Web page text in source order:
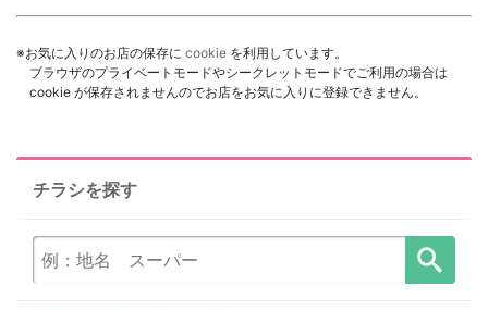
※お気に入りのお店の保存に cookie を利用しています。
ブラウザのプライベートモードやシークレットモードでご利用の場合は
cookie が保存されませんのでお店をお気に入りに登録できません。
チラシを探す